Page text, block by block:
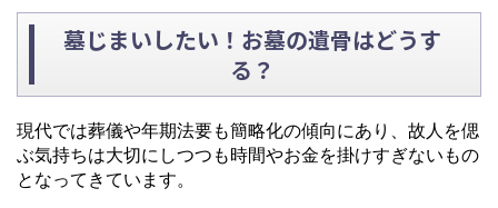
墓じまいしたい！お墓の遺骨はどうす
る？
現代では葬儀や年期法要も簡略化の傾向にあり、故人を偲
ぶ気持ちは大切にしつつも時間やお金を掛けすぎないもの
となってきています。